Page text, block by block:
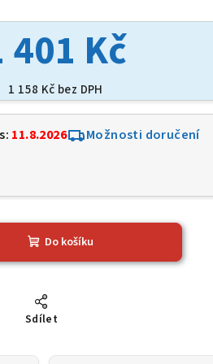
401 Kč
1 158 Kč bez DPH
11.8.2026 Možnosti doručení
Do košíku
Sdílet